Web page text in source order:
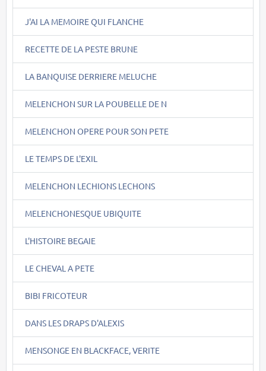
J'AI LA MEMOIRE QUI FLANCHE
RECETTE DE LA PESTE BRUNE
LA BANQUISE DERRIERE MELUCHE
MELENCHON SUR LA POUBELLE DE N
MELENCHON OPERE POUR SON PETE
LE TEMPS DE L'EXIL
MELENCHON LECHIONS LECHONS
MELENCHONESQUE UBIQUITE
L'HISTOIRE BEGAIE
LE CHEVAL A PETE
BIBI FRICOTEUR
DANS LES DRAPS D'ALEXIS
MENSONGE EN BLACKFACE, VERITE